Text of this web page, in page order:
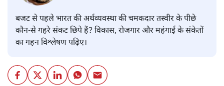
बजट से पहले भारत की अर्थव्यवस्था की चमकदार तस्वीर के पीछे
कौन-से गहरे संकट छिपे हैं? विकास, रोजगार और महंगाई के संकेतों
का गहन विश्लेषण पढ़िए।